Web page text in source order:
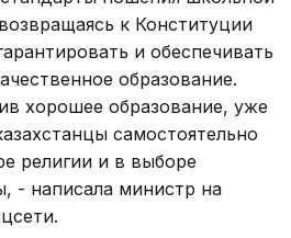
к Конституции
и обеспечивать
образование.
хорошее образование, уже
самостоятельно
религии и в выборе
- написала министр на